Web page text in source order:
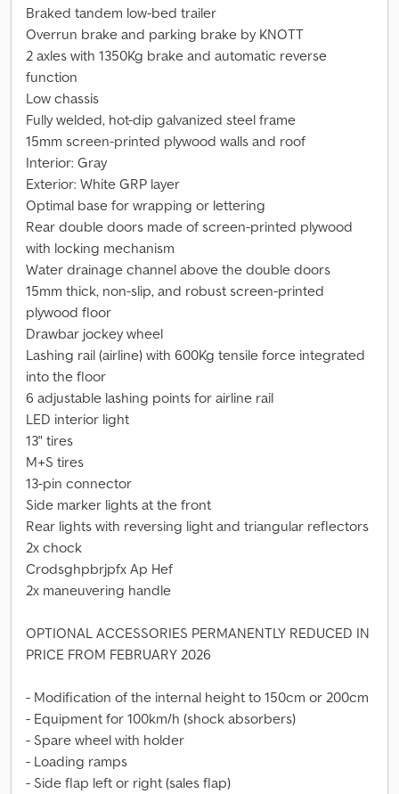
Braked tandem low-bed trailer
Overrun brake and parking brake by KNOTT
2 axles with 1350Kg brake and automatic reverse
function
Low chassis
Fully welded, hot-dip galvanized steel frame
15mm screen-printed plywood walls and roof
Interior: Gray
Exterior: White GRP layer
Optimal base for wrapping or lettering
Rear double doors made of screen-printed plywood
with locking mechanism
Water drainage channel above the double doors
15mm thick, non-slip, and robust screen-printed
plywood floor
Drawbar jockey wheel
Lashing rail (airline) with 600Kg tensile force integrated
into the floor
6 adjustable lashing points for airline rail
LED interior light
13" tires
M+S tires
13-pin connector
Side marker lights at the front
Rear lights with reversing light and triangular reflectors
2x chock
Crodsghpbrjpfx Ap Hef
2x maneuvering handle
OPTIONAL ACCESSORIES PERMANENTLY REDUCED IN
PRICE FROM FEBRUARY 2026
- Modification of the internal height to 150cm or 200cm
- Equipment for 100km/h (shock absorbers)
- Spare wheel with holder
- Loading ramps
- Side flap left or right (sales flap)